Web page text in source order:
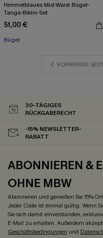
Himmelblaues Mid-Waist Bügel-
Tanga-Bikini-Set
51,00 €
Bügel
VORHERIGE
30-TÄGIGES
RÜCKGABERECHT
-15% NEWSLETTER-
RABATT
ABONNIEREN &
OHNE MBW
Abonnieren und genießen Sie 15%
Jeder Code ist einmal gültig. Wenn
Sie sich damit einverstanden,
E-Mail zu erhalten. Außerdem
Geschäftsbedingungen und